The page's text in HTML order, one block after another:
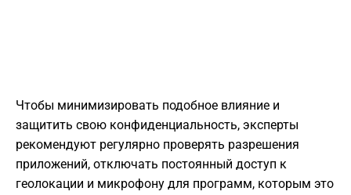
Чтобы минимизировать подобное влияние и
защитить свою конфиденциальность, эксперты
рекомендуют регулярно проверять разрешения
приложений, отключать постоянный доступ к
геолокации и микрофону для программ, которым это